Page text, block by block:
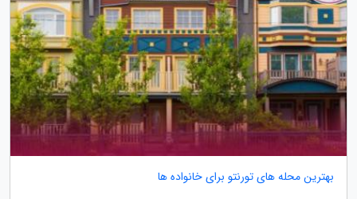
بهترین محله های تورنتو برای خانواده ها